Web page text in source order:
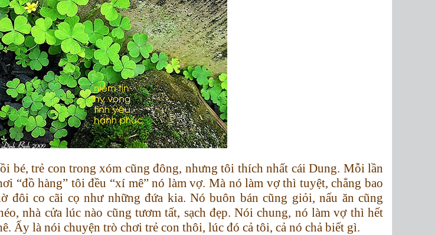
ồi bé, trẻ con trong xóm cũng đông, nhưng tôi thích nhất cái Dung. Mỗi lần
“đồ hàng” tôi đều “xí mê” nó làm vợ. Mà nó làm vợ thì tuyệt, chẳng bao
đôi co cãi cọ như những đứa kia. Nó buôn bán cũng giỏi, nấu ăn cũng
nhà cửa lúc nào cũng tươm tất, sạch đẹp. Nói chung, nó làm vợ thì hết
Ấy là nói chuyện trò chơi trẻ con thôi, lúc đó cả tôi, cả nó chả biết gì.